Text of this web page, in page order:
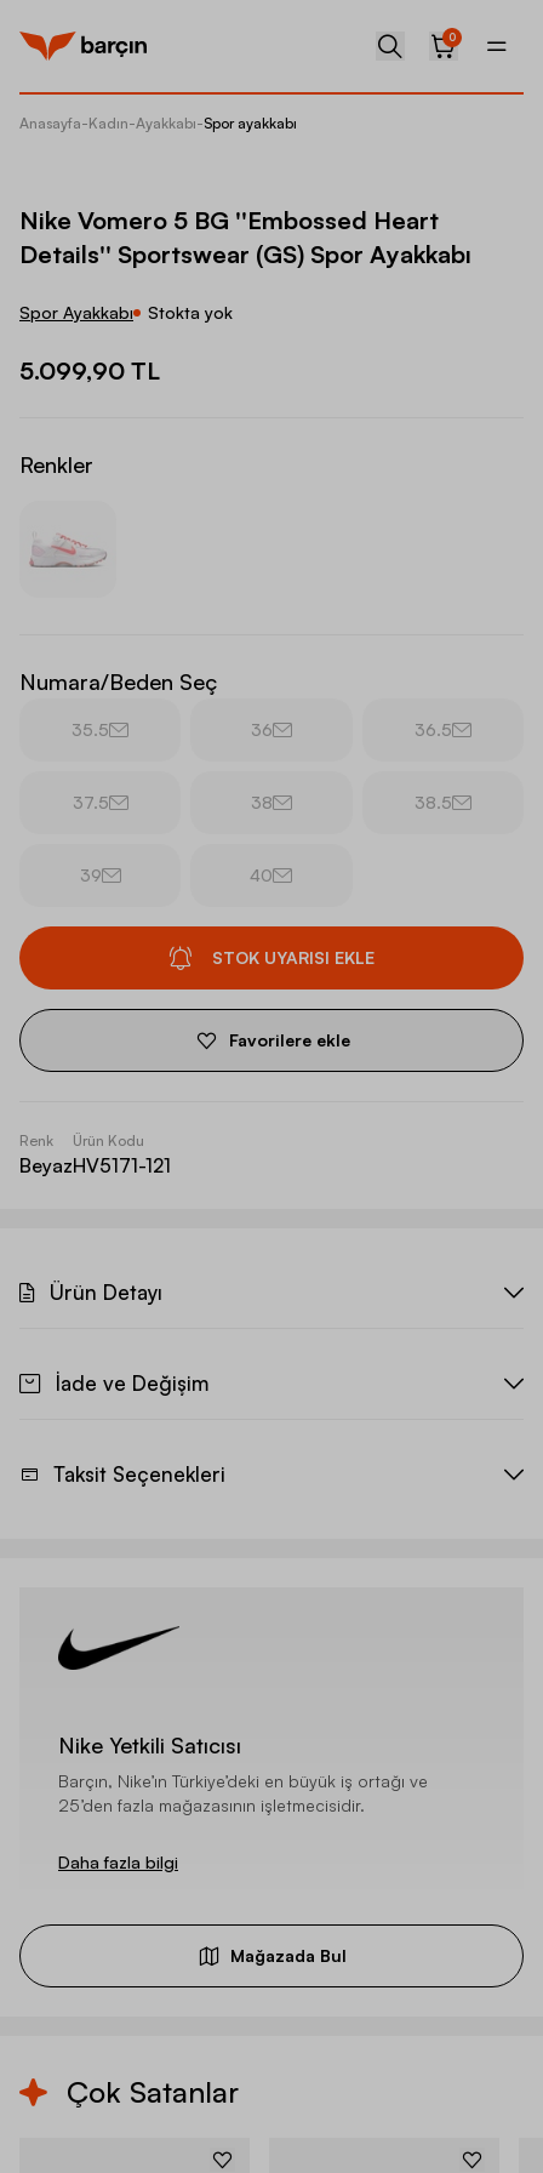
0
Anasayfa-Kadın-Ayakkabı-Spor ayakkabı
Nike Vomero 5 BG ''Embossed Heart
Details'' Sportswear (GS) Spor Ayakkabı
Spor Ayakkabı Stokta yok
5.099,90 TL
Renkler
Numara/Beden Seç
35.5 36 36.5
37.5 38 38.5
39 40
STOK UYARISI EKLE
Favorilere ekle
Renk
Beyaz
Ürün Kodu
HV5171-121
Ürün Detayı
İade ve Değişim
Taksit Seçenekleri
Nike Yetkili Satıcısı
Barçın, Nike’ın Türkiye’deki en büyük iş ortağı ve
25’den fazla mağazasının işletmecisidir.
Daha fazla bilgi
Mağazada Bul
Çok Satanlar